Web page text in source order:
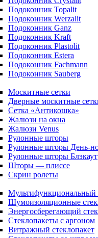
Подоконник Topalit
Подоконник Werzalit
Подоконник Ganz
Подоконник Kraft
Подоконник Plastolit
Подоконник Estera
Подоконник Fachmann
Подоконник Sauberg
Москитные сетки
Дверные москитные
Сетка «Антикошка»
Жалюзи на окна
Жалюзи Venus
Рулонные шторы
Рулонные шторы День-
Рулонные шторы Блэкаут
Шторы — плиссе
Скрин ролеты
Мультифункциональный
Шумоизоляционные
Энергосберегающий
Стеклопакеты с аргоном
Витражный стеклопакет